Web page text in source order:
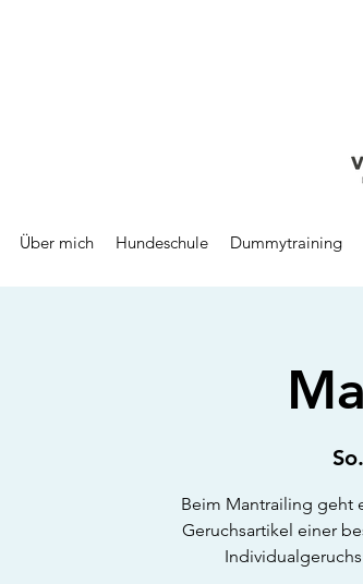
Über mich Hundeschule Dummytraining
Beim Mantrailing geht
Geruchsartikel einer